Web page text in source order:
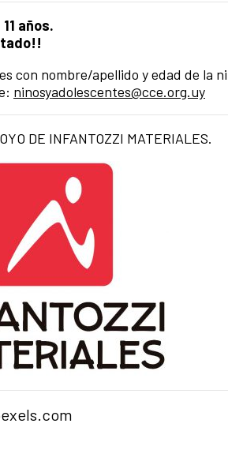
años.
con nombre/apellido y edad de la
ninosyadolescentes@cce.org.uy
DE INFANTOZZI MATERIALES.